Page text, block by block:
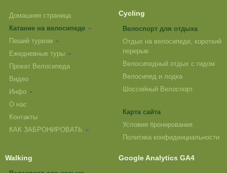
Домашняя страница
Катание на велосипеде
Пеший туризм
Ежедневные туры
Прокат Велосипеда
Видео
Инфо
О нас
Контакты
КАК ЗАБРОНИРОВАТЬ
Cycling
Велоспорт для отдыха
Отдых на велосипеде, короткий
перерыв
Велосипедный отдых с гидом
Велосипед и лодка
Шоссейный Велоспорт
Карта сайта
Условия бронирования
Политика конфиденциальности
Walking Google Analytics GA4